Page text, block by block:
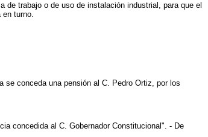
trabajo o de uso de instalación industrial, para que el
en turno.
conceda una pensión al C. Pedro Ortiz, por los
concedida al C. Gobernador Constitucional". - De